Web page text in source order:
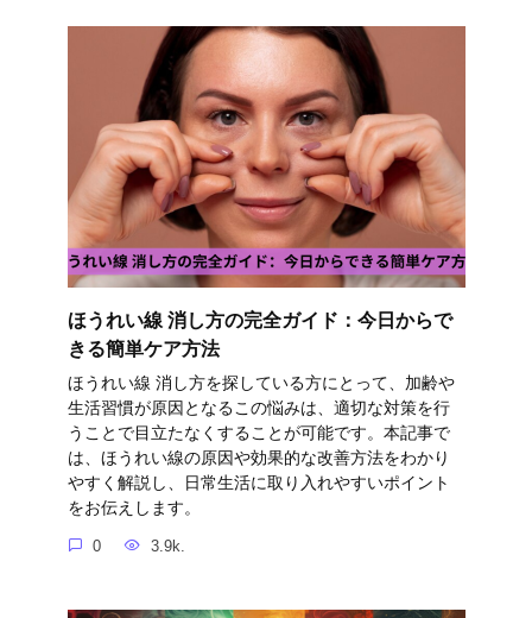
ほうれい線 消し方の完全ガイド：今日からで
きる簡単ケア方法
ほうれい線 消し方を探している方にとって、加齢や
生活習慣が原因となるこの悩みは、適切な対策を行
うことで目立たなくすることが可能です。本記事で
は、ほうれい線の原因や効果的な改善方法をわかり
やすく解説し、日常生活に取り入れやすいポイント
をお伝えします。
0 3.9k.